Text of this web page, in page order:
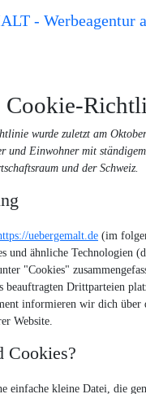
Cookie-
wurde zuletzt am
und Einwohner mit
und der Schweiz.
uebergemalt.de (im
und ähnliche Technologien
"Cookies"
beauftragten Drittparteien
informieren wir dich über
Website.
Cookies?
einfache kleine Datei, die